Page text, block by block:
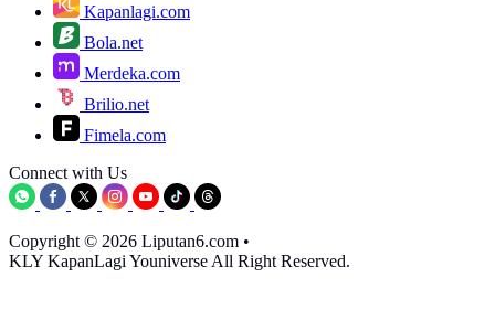
Kapanlagi.com
Bola.net
Merdeka.com
Brilio.net
Fimela.com
Connect with Us
Copyright © 2026 Liputan6.com •
KLY KapanLagi Youniverse All Right Reserved.